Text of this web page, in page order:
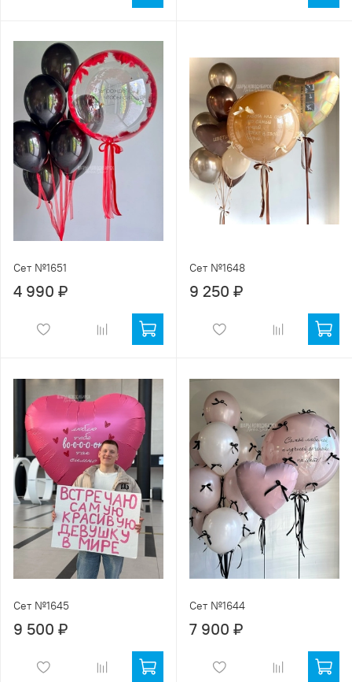
Сет №1651
4 990 ₽
Сет №1648
9 250 ₽
Сет №1645
9 500 ₽
Сет №1644
7 900 ₽